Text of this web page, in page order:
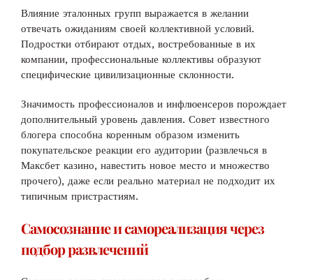
Влияние эталонных групп выражается в желании
отвечать ожиданиям своей коллективной условий.
Подростки отбирают отдых, востребованные в их
компании, профессиональные коллективы образуют
специфические цивилизационные склонности.
Значимость профессионалов и инфлюенсеров порождает
дополнительный уровень давления. Совет известного
блогера способна коренным образом изменить
покупательское реакции его аудитории (развлечься в
Максбет казино, навестить новое место и множество
прочего), даже если реально материал не подходит их
типичным пристрастиям.
Самосознание и самореализация через
подбор развлечений